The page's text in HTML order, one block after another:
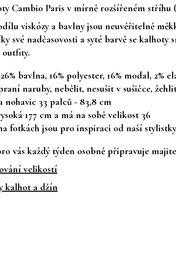
Cambio Paris v mírně rozšířeném stříhu
viskózy a bavlnyjsou neuvěřitelně
své nadčasovosti a syté barvě se
bavlna, 16% polyester, 16% modal, 2%
naruby, nebělit, nesušit v sušičce,
33 palců - 83,8 cm
177 cm a má na sobě velikost 36
fotkách jsou pro inspiraci od naší
vás každý týden osobně připravuje
velikostí
kalhot a džín